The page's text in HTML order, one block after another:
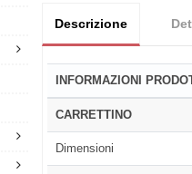
Descrizione
INFORMAZIONI
CARRETTINO
Dimensioni